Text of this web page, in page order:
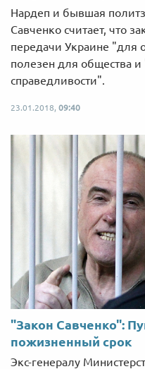
Нардеп и бывшая
Савченко считает, что
передачи Украине "для
полезен для общества и
справедливости".
23.01.2018, 09:40
"Закон Савченко":
пожизненный срок
Экс-генералу